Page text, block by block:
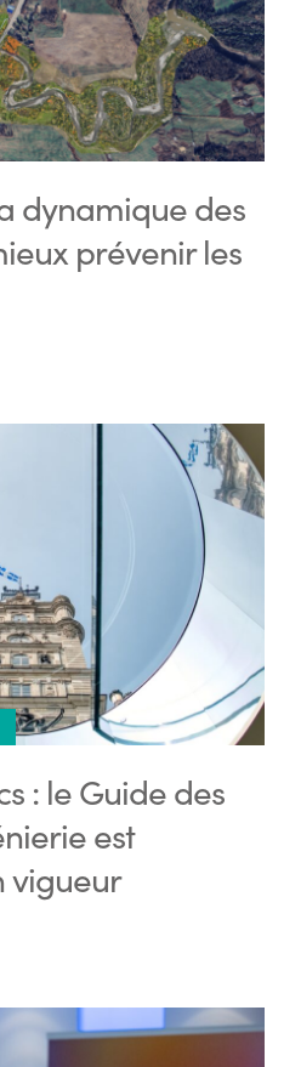
dynamique des
prévenir les
: le Guide des
est
vigueur